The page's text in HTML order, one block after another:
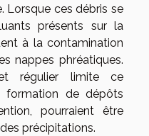
Lorsque ces débris se
présents sur la
à la contamination
nappes phréatiques.
régulier limite ce
formation de dépôts
pourraient être
précipitations.